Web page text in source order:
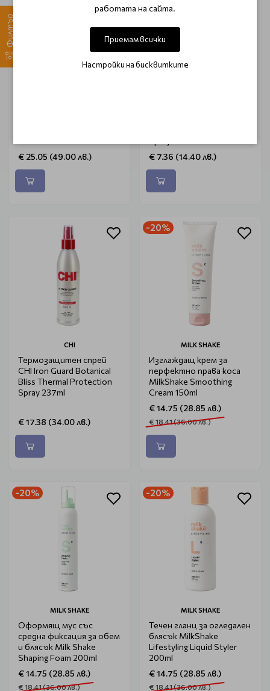
Филтър
€ 25.05 (49.00 лв.)
€ 7.36 (14.40 лв.)
CHI
Термозащитен спрей
CHI Iron Guard Botanical
Bliss Thermal Protection
Spray 237ml
€ 17.38 (34.00 лв.)
-20%
MILK SHAKE
Изглаждащ крем за
перфектно права коса
MilkShake Smoothing
Cream 150ml
€ 14.75 (28.85 лв.)
€ 18.41 (36.00 лв.)
-20%
MILK SHAKE
Оформящ мус със
средна фиксация за обем
и блясък Milk Shake
Shaping Foam 200ml
€ 14.75 (28.85 лв.)
€ 18.41 (36.00 лв.)
-20%
MILK SHAKE
Течен гланц за огледален
блясък MilkShake
Lifestyling Liquid Styler
200ml
€ 14.75 (28.85 лв.)
€ 18.41 (36.00 лв.)
работата на сайта.
Приемам всички
Настройки на бисквитките